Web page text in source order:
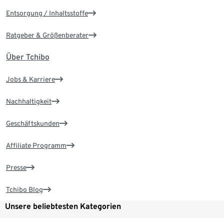
Entsorgung / Inhaltsstoffe
Ratgeber & Größenberater
Über Tchibo
Jobs & Karriere
Nachhaltigkeit
Geschäftskunden
Affiliate Programm
Presse
Tchibo Blog
Unsere beliebtesten Kategorien